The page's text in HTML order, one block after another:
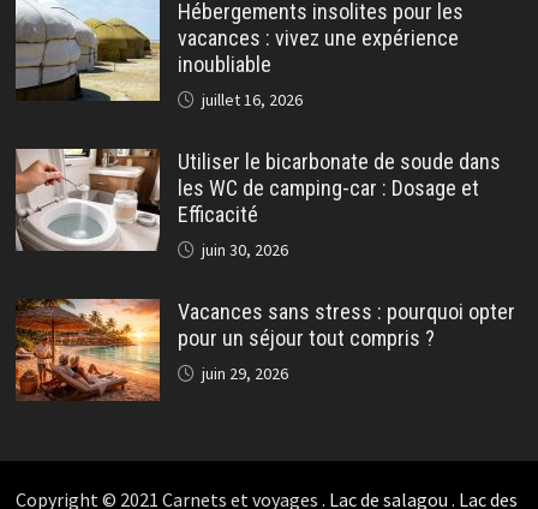
Hébergements insolites pour les
vacances : vivez une expérience
inoubliable
juillet 16, 2026
Utiliser le bicarbonate de soude dans
les WC de camping-car : Dosage et
Efficacité
juin 30, 2026
Vacances sans stress : pourquoi opter
pour un séjour tout compris ?
juin 29, 2026
Copyright © 2021 Carnets et voyages . Lac de salagou . Lac des